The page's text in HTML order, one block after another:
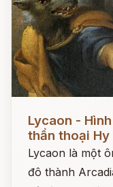
Lycaon -
thần thoại Hy
Lycaon là một
đô thành